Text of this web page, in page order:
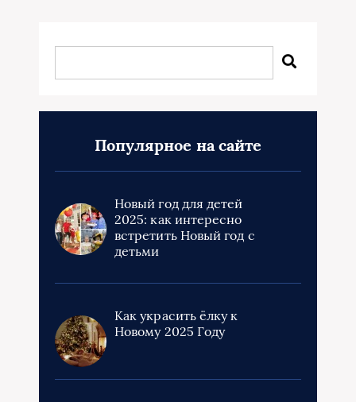
Популярное на сайте
Новый год для детей
2025: как интересно
встретить Новый год с
детьми
Как украсить ёлку к
Новому 2025 Году